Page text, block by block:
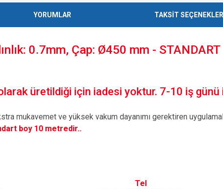
YORUMLAR TAKSİT
0.7mm, Çap: Ø450 mm -
üretildiği için iadesi yoktur. 7-10 iş günü
mukavemet ve yüksek vakum dayanımı gerektiren
boy 10 metredir..
Tel